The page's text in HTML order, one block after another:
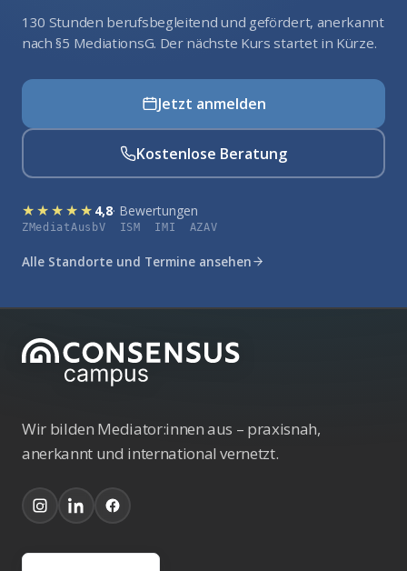
130 Stunden berufsbegleitend und gefördert, anerkannt
nach §5 MediationsG. Der nächste Kurs startet in Kürze.
Jetzt anmelden
Kostenlose Beratung
★★★★★ 4,8· Bewertungen
ZMediatAusbV ISM IMI AZAV
Alle Standorte und Termine ansehen
Wir bilden Mediator:innen aus – praxisnah,
anerkannt und international vernetzt.